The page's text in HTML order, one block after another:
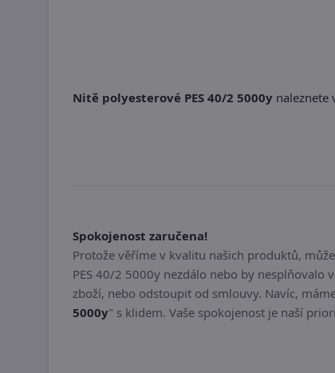
Nitě polyesterové PES 40/2 5000y naleznete
Spokojenost zaručena!
Protože věříme v kvalitu našich produktů,
PES 40/2 5000y nezdálo nebo by
zboží, nebo odstoupit od smlouvy. Navíc,
5000y" s klidem. Vaše spokojenost je naší